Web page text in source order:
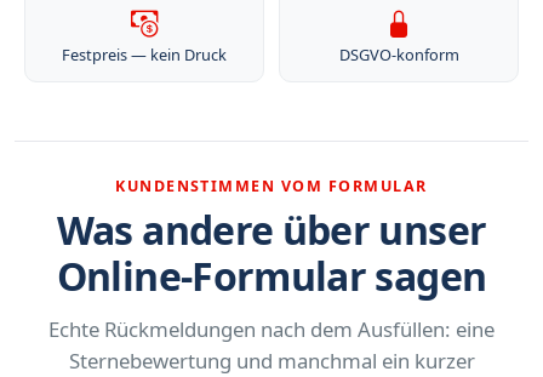
Festpreis — kein Druck DSGVO-konform
KUNDENSTIMMEN VOM FORMULAR
Was andere über unser
Online-Formular sagen
Echte Rückmeldungen nach dem Ausfüllen: eine
Sternebewertung und manchmal ein kurzer